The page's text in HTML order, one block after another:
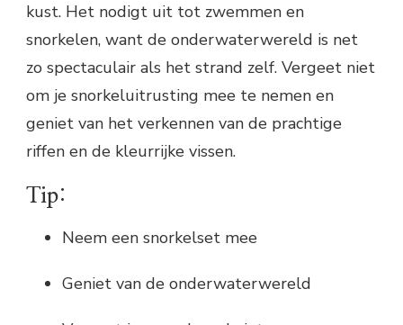
kust. Het nodigt uit tot zwemmen en
snorkelen, want de onderwaterwereld is net
zo spectaculair als het strand zelf. Vergeet niet
om je snorkeluitrusting mee te nemen en
geniet van het verkennen van de prachtige
riffen en de kleurrijke vissen.
Tip:
Neem een snorkelset mee
Geniet van de onderwaterwereld